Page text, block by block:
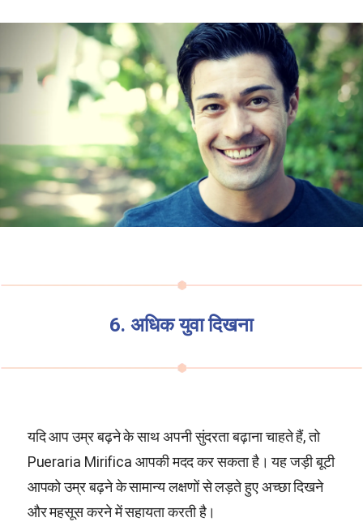
6. अधिक युवा दिखना
यदि आप उम्र बढ़ने के साथ अपनी सुंदरता बढ़ाना चाहते हैं, तो
Pueraria Mirifica आपकी मदद कर सकता है। यह जड़ी बूटी
आपको उम्र बढ़ने के सामान्य लक्षणों से लड़ते हुए अच्छा दिखने
और महसूस करने में सहायता करती है।